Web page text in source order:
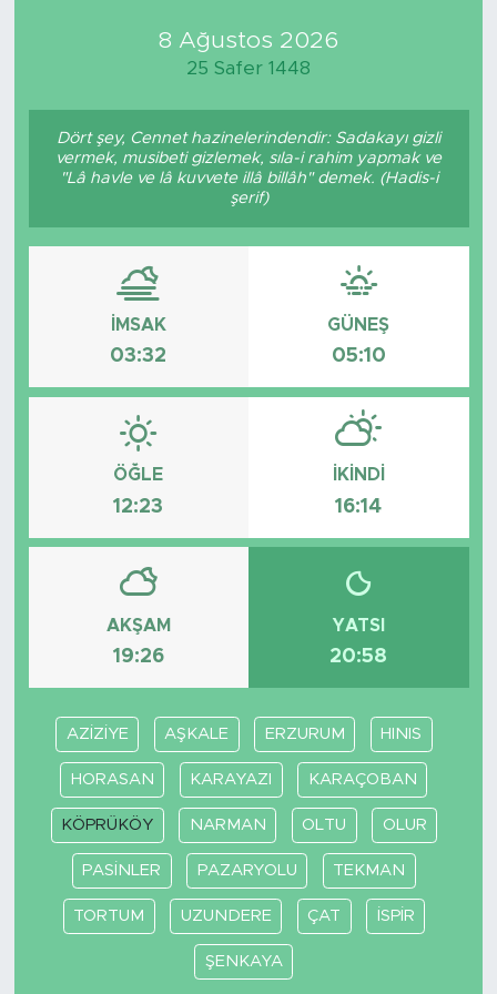
8 Ağustos 2026
25 Safer 1448
Dört şey, Cennet hazinelerindendir: Sadakayı gizli
vermek, musibeti gizlemek, sıla-i rahim yapmak ve
"Lâ havle ve lâ kuvvete illâ billâh" demek. (Hadis-i
şerif)
İMSAK
03:32
GÜNEŞ
05:10
ÖĞLE
12:23
İKINDI
16:14
AKŞAM
19:26
YATSI
20:58
AZİZİYE AŞKALE ERZURUM HINIS
HORASAN KARAYAZI KARAÇOBAN
KÖPRÜKÖY NARMAN OLTU OLUR
PASİNLER PAZARYOLU TEKMAN
TORTUM UZUNDERE ÇAT İSPİR
ŞENKAYA
Siyaset
GURBETTEN SILAYA
Foto Galeri
Manşet